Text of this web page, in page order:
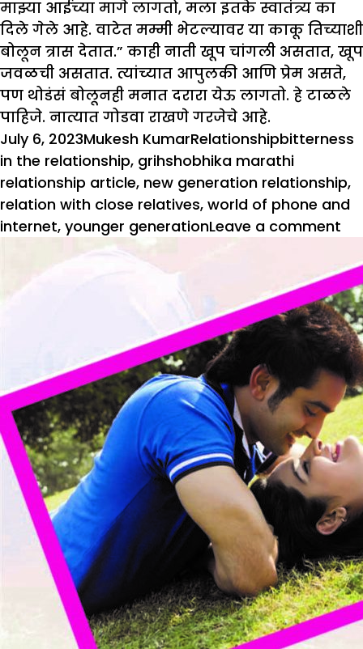
माझ्या आईच्या मागे लागतो, मला इतके स्वातंत्र्य का
दिले गेले आहे. वाटेत मम्मी भेटल्यावर या काकू तिच्याशी
बोलून त्रास देतात.” काही नाती खूप चांगली असतात, खूप
जवळची असतात. त्यांच्यात आपुलकी आणि प्रेम असते,
पण थोडंसं बोलूनही मनात दरारा येऊ लागतो. हे टाळले
पाहिजे. नात्यात गोडवा राखणे गरजेचे आहे.
Posted
on
July 6, 2023Author
Mukesh KumarCategories
RelationshipTags
bitterness
in the relationship, grihshobhika marathi
relationship article, new generation relationship,
relation with close relatives, world of phone and
internet, younger generationLeave a comment